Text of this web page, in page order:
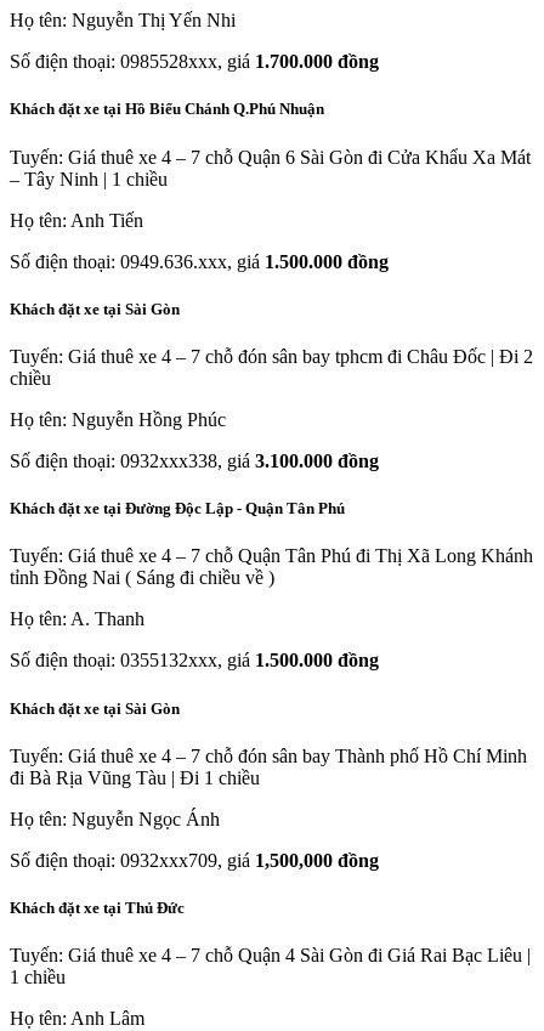
Họ tên: Nguyễn Thị Yến Nhi
Số điện thoại: 0985528xxx, giá 1.700.000 đồng
Khách đặt xe tại Hồ Biểu Chánh Q.Phú Nhuận
Tuyến: Giá thuê xe 4 – 7 chỗ Quận 6 Sài Gòn đi Cửa Khẩu Xa Mát
– Tây Ninh | 1 chiều
Họ tên: Anh Tiến
Số điện thoại: 0949.636.xxx, giá 1.500.000 đồng
Khách đặt xe tại Sài Gòn
Tuyến: Giá thuê xe 4 – 7 chỗ đón sân bay tphcm đi Châu Đốc | Đi 2
chiều
Họ tên: Nguyễn Hồng Phúc
Số điện thoại: 0932xxx338, giá 3.100.000 đồng
Khách đặt xe tại Đường Độc Lập - Quận Tân Phú
Tuyến: Giá thuê xe 4 – 7 chỗ Quận Tân Phú đi Thị Xã Long Khánh
tỉnh Đồng Nai ( Sáng đi chiều về )
Họ tên: A. Thanh
Số điện thoại: 0355132xxx, giá 1.500.000 đồng
Khách đặt xe tại Sài Gòn
Tuyến: Giá thuê xe 4 – 7 chỗ đón sân bay Thành phố Hồ Chí Minh
đi Bà Rịa Vũng Tàu | Đi 1 chiều
Họ tên: Nguyễn Ngọc Ánh
Số điện thoại: 0932xxx709, giá 1,500,000 đồng
Khách đặt xe tại Thủ Đức
Tuyến: Giá thuê xe 4 – 7 chỗ Quận 4 Sài Gòn đi Giá Rai Bạc Liêu |
1 chiều
Họ tên: Anh Lâm